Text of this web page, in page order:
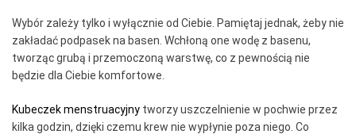
Wybór zależy tylko i wyłącznie od Ciebie. Pamiętaj jednak, żeby nie
zakładać podpasek na basen. Wchłoną one wodę z basenu,
tworząc grubą i przemoczoną warstwę, co z pewnością nie
będzie dla Ciebie komfortowe.
Kubeczek menstruacyjny tworzy uszczelnienie w pochwie przez
kilka godzin, dzięki czemu krew nie wypłynie poza niego. Co